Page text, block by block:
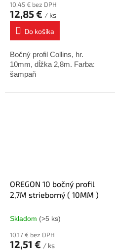
10,45 € bez DPH
12,85 € / ks
Do košíka
Bočný profil Collins, hr.
10mm, dĺžka 2,8m. Farba:
šampaň
OREGON 10 bočný profil
2,7M strieborný ( 10MM )
Skladom (>5 ks)
10,17 € bez DPH
12,51 € / ks